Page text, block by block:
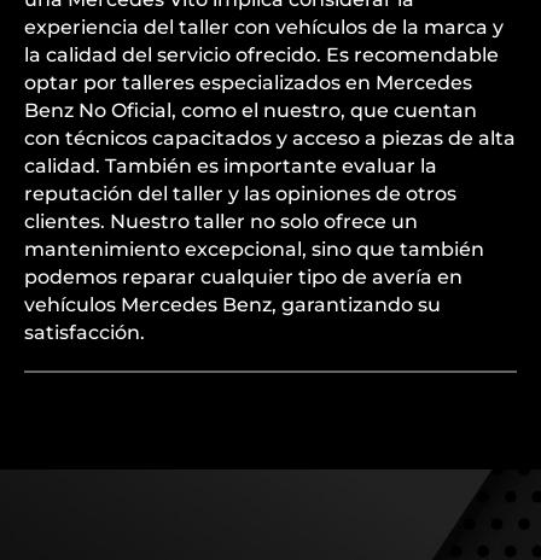
experiencia del taller con vehículos de la marca y
la calidad del servicio ofrecido. Es recomendable
optar por talleres especializados en Mercedes
Benz No Oficial, como el nuestro, que cuentan
con técnicos capacitados y acceso a piezas de alta
calidad. También es importante evaluar la
reputación del taller y las opiniones de otros
clientes. Nuestro taller no solo ofrece un
mantenimiento excepcional, sino que también
podemos reparar cualquier tipo de avería en
vehículos Mercedes Benz, garantizando su
satisfacción.